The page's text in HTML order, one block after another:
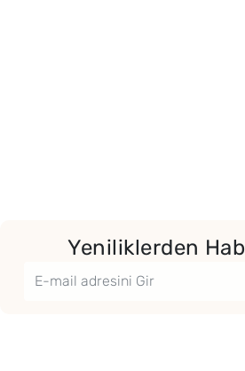
Yeniliklerden